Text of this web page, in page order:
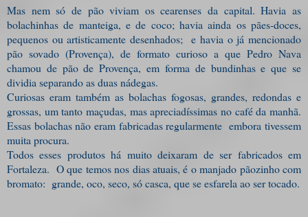
Mas nem só de pão viviam os cearenses da capital. Havia as
bolachinhas de manteiga, e de coco; havia ainda os pães-doces,
pequenos ou artisticamente desenhados; e havia o já mencionado
pão sovado (Provença), de formato curioso a que Pedro Nava
chamou de pão de Provença, em forma de bundinhas e que se
dividia separando as duas nádegas.
Curiosas eram também as bolachas fogosas, grandes, redondas e
grossas, um tanto maçudas, mas apreciadíssimas no café da manhã.
Essas bolachas não eram fabricadas regularmente embora tivessem
muita procura.
Todos esses produtos há muito deixaram de ser fabricados em
Fortaleza. O que temos nos dias atuais, é o manjado pãozinho com
bromato: grande, oco, seco, só casca, que se esfarela ao ser tocado.